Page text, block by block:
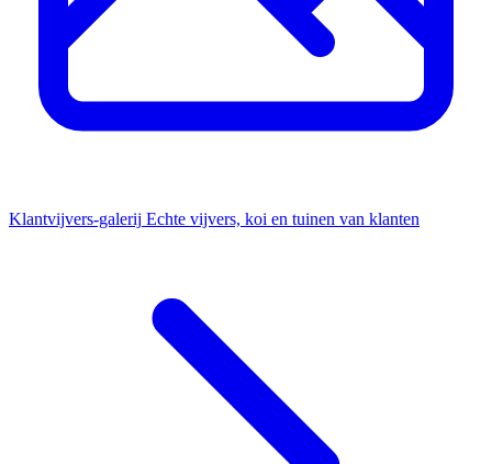
Klantvijvers-galerij Echte vijvers, koi en tuinen van klanten